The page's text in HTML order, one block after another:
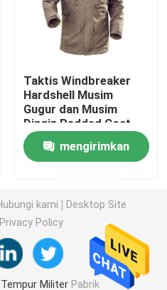
Militer
Taktis Windbreaker
Hardshell Musim
Gugur dan Musim
Dingin Padded Coat
Waterproof
Detachablemengirimkan
kami
Desktop Site
Privacy Policy
Militer Pabrik